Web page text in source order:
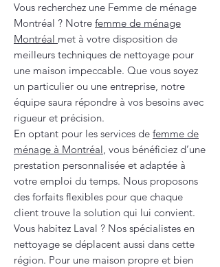
Vous recherchez une Femme de ménage
Montréal ? Notre femme de ménage
Montréal met à votre disposition de
meilleurs techniques de nettoyage pour
une maison impeccable. Que vous soyez
un particulier ou une entreprise, notre
équipe saura répondre à vos besoins avec
rigueur et précision.
En optant pour les services de femme de
ménage à Montréal, vous bénéficiez d’une
prestation personnalisée et adaptée à
votre emploi du temps. Nous proposons
des forfaits flexibles pour que chaque
client trouve la solution qui lui convient.
Vous habitez Laval ? Nos spécialistes en
nettoyage se déplacent aussi dans cette
région. Pour une maison propre et bien